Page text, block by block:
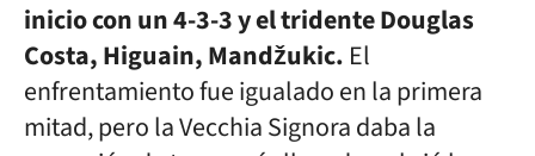
inicio con un 4-3-3 y el tridente Douglas
Costa, Higuain, Mandžukic. El
enfrentamiento fue igualado en la primera
mitad, pero la Vecchia Signora daba la